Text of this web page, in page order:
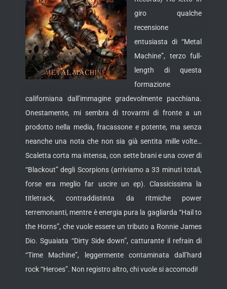
giro qualche
recensione
entusiasta di “Metal
Machine”, terzo full-
length di questa
formazione
californiana dall’immagine gradevolmente pacchiana.
Onestamente, mi sembra di trovarmi di fronte a un
prodotto nella media,fracassone e potente, ma senza
neanche una nota che non sia già sentita mille volte…
Scaletta corta ma intensa, con sette brani e una cover di
“Blackout” degli Scorpions (arriviamo a 33 minuti totali,
forse era meglio far uscire un ep). Classicissima la
titletrack, contraddistinta da ritmiche power
terremonanti, mentre è energia pura la gagliarda “Hail to
the Horns”, che vuole essere un tributo a Ronnie James
Dio. Sguaiata “Dirty Side down”, catturante il refrain di
“Time Machine”, leggermente contaminata dall’hard
rock “Heroes”. Non registro altro, chi vuole si accomodi!